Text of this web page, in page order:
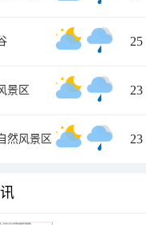
25
景区 23
然风景区 23